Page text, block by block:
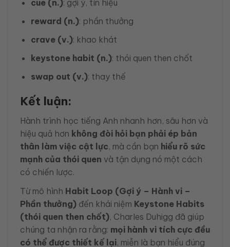
cue (n.): gợi ý, tín hiệu
reward (n.): phần thưởng
crave (v.): khao khát
keystone habit (n.): thói quen then chốt
swap out (v.): thay thế
Kết luận:
Hành trình học tiếng Anh nhanh hơn, sâu hơn và
hiệu quả hơn không đòi hỏi bạn phải ép bản
thân làm việc cật lực, mà cần bạn hiểu rõ sức
mạnh của thói quen và tận dụng nó một cách
có chiến lược.
Từ mô hình Habit Loop (Gợi ý – Hành vi –
Phần thưởng) đến khái niệm Keystone Habits
(thói quen then chốt), Charles Duhigg đã giúp
chúng ta nhận ra rằng: mọi hành vi tích cực đều
có thể được thiết kế lại, miễn là bạn hiểu đúng